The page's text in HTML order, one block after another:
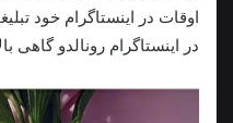
اوقات در اینستاگرام خود
در اینستاگرام رونالدو گاهی